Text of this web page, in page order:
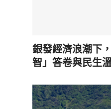
銀發經濟浪潮下
智」答卷與民生